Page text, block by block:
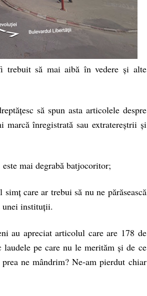
trebuit să mai aibă în vedere și alte
să spun asta articolele despre
marcă înregistrată sau extratereștrii și
mai degrabă batjocoritor;
care ar trebui să nu ne părăsească
unei instituții.
au apreciat articolul care are 178 de
pe care nu le merităm și de ce
ne mândrim? Ne-am pierdut chiar